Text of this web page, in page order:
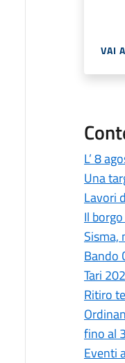
VAI
L’ 8
Una
Lavori
Il
Sisma,
Bando
Tari
Ritiro
fino al
Eventi